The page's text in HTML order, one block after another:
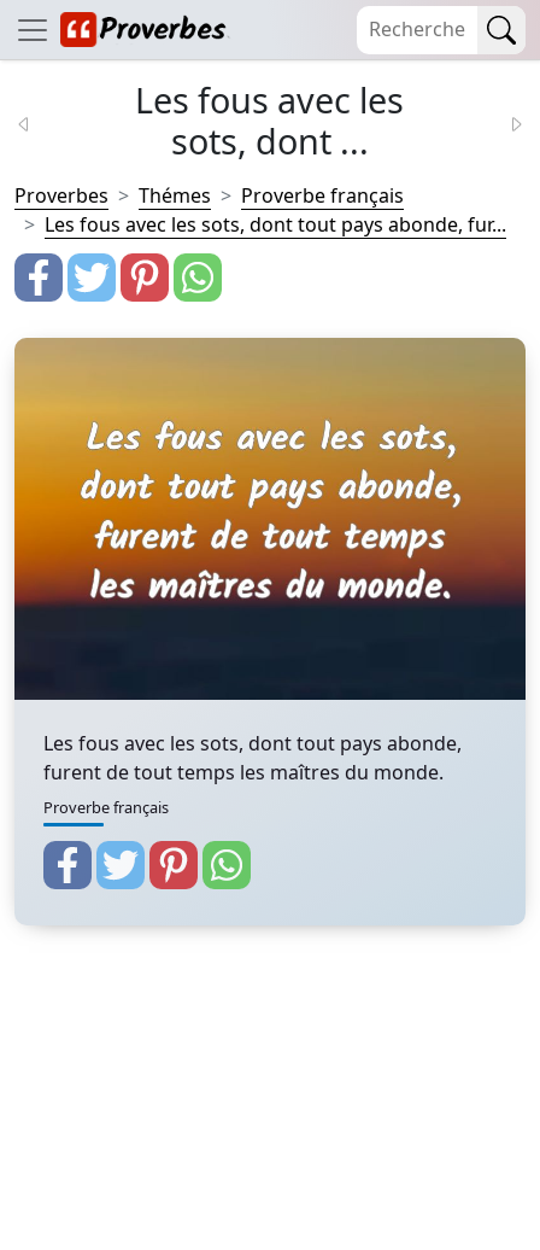
Les fous avec les
sots, dont ...
Proverbes Thémes
Proverbe français
Les fous avec les sots, dont tout pays abonde, fur...
Les fous avec les sots, dont tout pays abonde,
furent de tout temps les maîtres du monde.
Proverbe français